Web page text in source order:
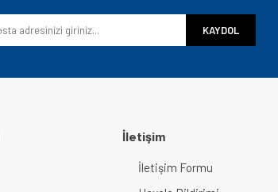
KAYDOL
İletişim
İletişim Formu